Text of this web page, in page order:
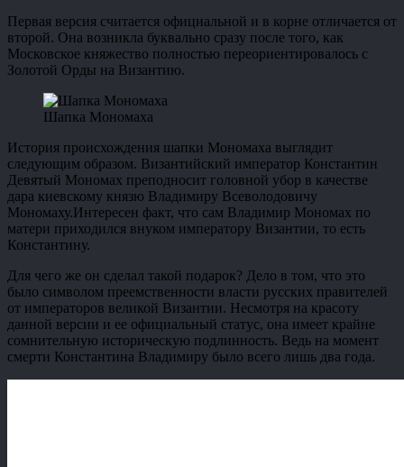
Первая версия считается официальной и в корне отличается от
второй. Она возникла буквально сразу после того, как
Московское княжество полностью переориентировалось с
Золотой Орды на Византию.
Шапка Мономаха
История происхождения шапки Мономаха выглядит
следующим образом. Византийский император Константин
Девятый Мономах преподносит головной убор в качестве
дара киевскому князю Владимиру Всеволодовичу
Мономаху.Интересен факт, что сам Владимир Мономах по
матери приходился внуком императору Византии, то есть
Константину.
Для чего же он сделал такой подарок? Дело в том, что это
было символом преемственности власти русских правителей
от императоров великой Византии. Несмотря на красоту
данной версии и ее официальный статус, она имеет крайне
сомнительную историческую подлинность. Ведь на момент
смерти Константина Владимиру было всего лишь два года.